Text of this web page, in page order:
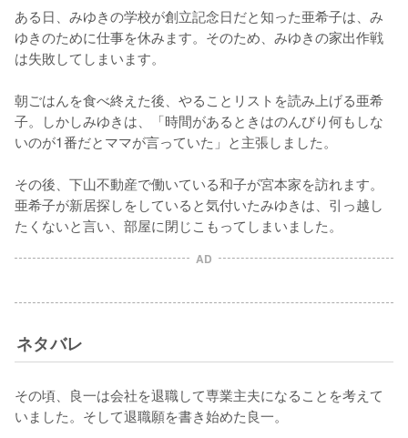
ある日、みゆきの学校が創立記念日だと知った亜希子は、み
ゆきのために仕事を休みます。そのため、みゆきの家出作戦
は失敗してしまいます。
朝ごはんを食べ終えた後、やることリストを読み上げる亜希
子。しかしみゆきは、「時間があるときはのんびり何もしな
いのが1番だとママが言っていた」と主張しました。
その後、下山不動産で働いている和子が宮本家を訪れます。
亜希子が新居探しをしていると気付いたみゆきは、引っ越し
たくないと言い、部屋に閉じこもってしまいました。
AD
ネタバレ
その頃、良一は会社を退職して専業主夫になることを考えて
いました。そして退職願を書き始めた良一。